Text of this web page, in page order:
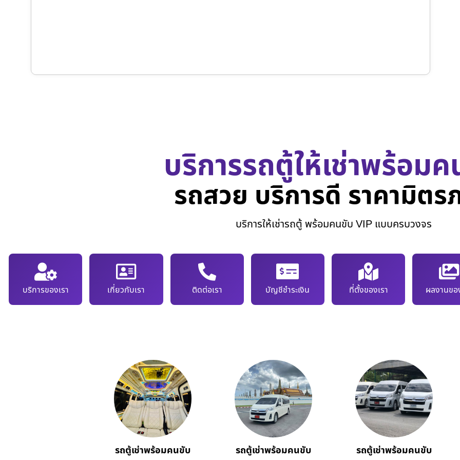
บริการรถตู้ให้เช่าพร้อม
รถสวย บริการดี ราคามิตร
บริการให้เช่ารถตู้ พร้อมคนขับ VIP แบบครบวงจร
บริการของเรา เกี่ยวกับเรา ติดต่อเรา บัญชีชำระเงิน ที่ตั้งของเรา ผลงานขอ
รถตู้เช่าพร้อมคนขับ รถตู้เช่าพร้อมคนขับ รถตู้เช่าพร้อมคนขับ